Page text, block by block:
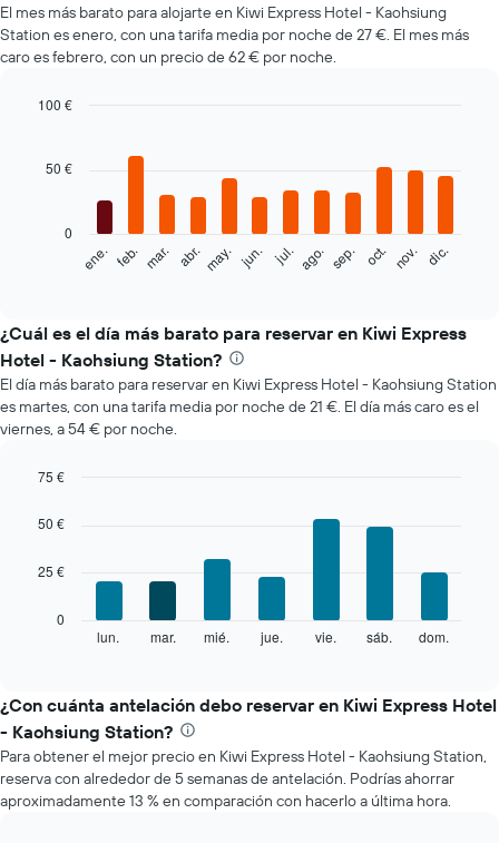
El mes más barato para alojarte en Kiwi Express Hotel - Kaohsiung
Station es enero, con una tarifa media por noche de 27 €. El mes más
caro es febrero, con un precio de 62 € por noche.
with
siguiente
el
precio
medio
de
una
habitación
mes
gráfico
eje
El
gráfico
muestra
1
eje
ene. feb. mar. abr. may. jun. jul. ago. sep. oct. nov. dic.
0
50 €
100 €
¿Cuál es el día más barato para reservar en Kiwi Express
Hotel - Kaohsiung Station?
El día más barato para reservar en Kiwi Express Hotel - Kaohsiung Station
es martes, con una tarifa media por noche de 21 €. El día más caro es el
viernes, a 54 € por noche.
chart
bars.
el
precio
medio
de
una
habitación
graphic.
lun. mar. mié. jue. vie. sáb. dom.
0
25 €
50 €
75 €
¿Con cuánta antelación debo reservar en Kiwi Express Hotel
- Kaohsiung Station?
Para obtener el mejor precio en Kiwi Express Hotel - Kaohsiung Station,
reserva con alrededor de 5 semanas de antelación. Podrías ahorrar
aproximadamente 13 % en comparación con hacerlo a última hora.